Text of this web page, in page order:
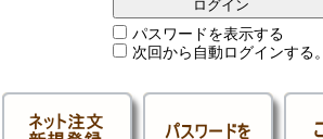
パスワードを表示する
次回から自動ログインする。